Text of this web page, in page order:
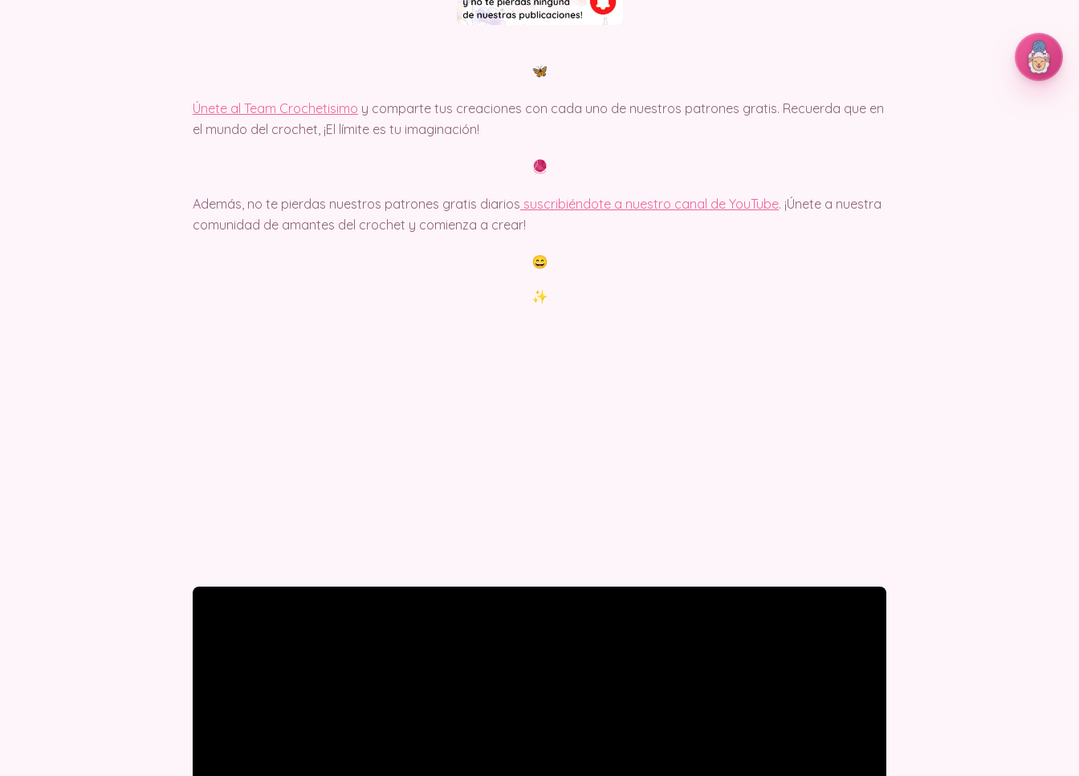
Únete al Team Crochetisimo y comparte tus creaciones con cada uno de nuestros patrones gratis. Recuerda que en
el mundo del crochet, ¡El límite es tu imaginación!
Además, no te pierdas nuestros patrones gratis diarios suscribiéndote a nuestro canal de YouTube. ¡Únete a nuestra
comunidad de amantes del crochet y comienza a crear!